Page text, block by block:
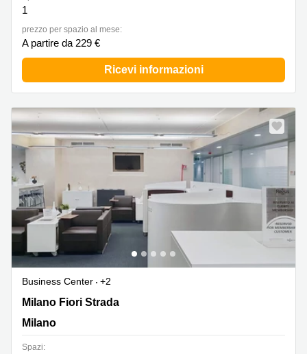
1
prezzo per spazio al mese:
A partire da 229 €
Ricevi informazioni
Business Center
+2
Milano Fiori Strada 6,Palazzo A, Scala 13,1° Piano,
Milano Fiori Strada
Milano
Spazi: